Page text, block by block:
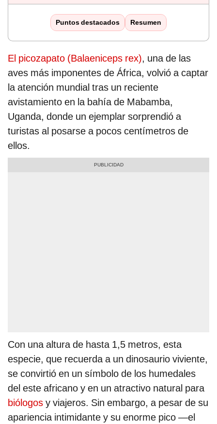
Puntos destacados Resumen
El picozapato (Balaeniceps rex), una de las
aves más imponentes de África, volvió a captar
la atención mundial tras un reciente
avistamiento en la bahía de Mabamba,
Uganda, donde un ejemplar sorprendió a
turistas al posarse a pocos centímetros de
ellos.
Con una altura de hasta 1,5 metros, esta
especie, que recuerda a un dinosaurio viviente,
se convirtió en un símbolo de los humedales
del este africano y en un atractivo natural para
biólogos y viajeros. Sin embargo, a pesar de su
apariencia intimidante y su enorme pico —el